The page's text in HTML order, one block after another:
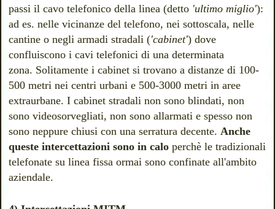
passi il cavo telefonico della linea (detto 'ultimo miglio'):
ad es. nelle vicinanze del telefono, nei sottoscala, nelle
cantine o negli armadi stradali ('cabinet') dove
confluiscono i cavi telefonici di una determinata
zona. Solitamente i cabinet si trovano a distanze di 100-
500 metri nei centri urbani e 500-3000 metri in aree
extraurbane. I cabinet stradali non sono blindati, non
sono videosorvegliati, non sono allarmati e spesso non
sono neppure chiusi con una serratura decente. Anche
queste intercettazioni sono in calo perchè le tradizionali
telefonate su linea fissa ormai sono confinate all'ambito
aziendale.